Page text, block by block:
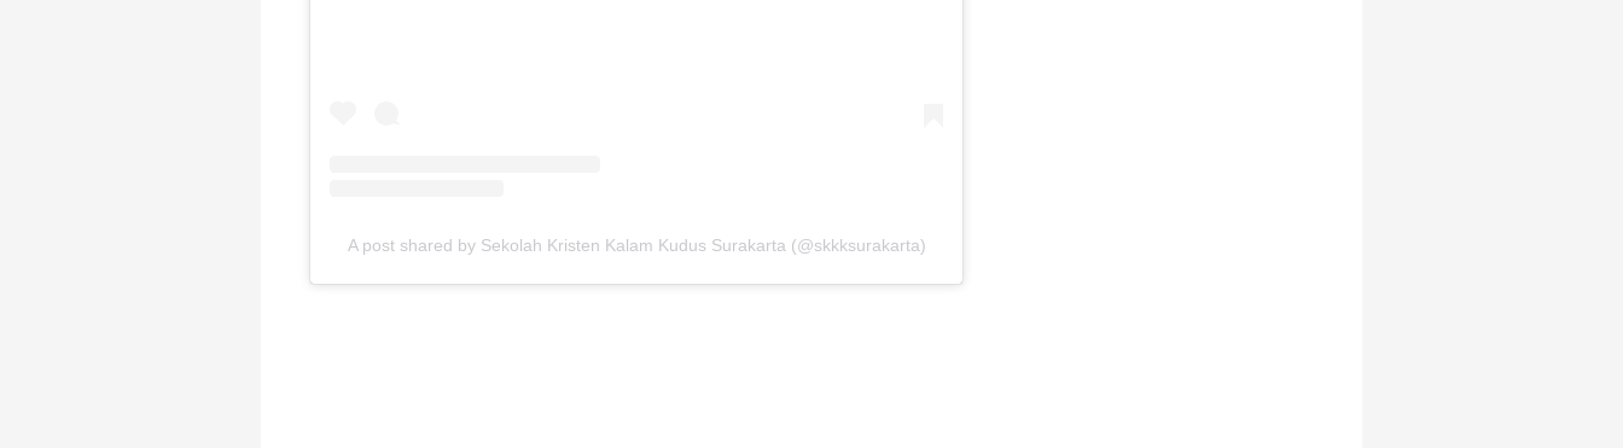
A post shared by Sekolah Kristen Kalam Kudus Surakarta (@skkksurakarta)